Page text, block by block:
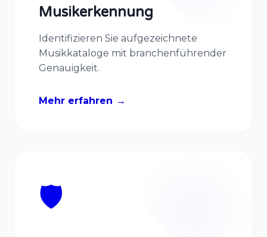
Musikerkennung
Identifizieren Sie aufgezeichnete
Musikkataloge mit branchenführender
Genauigkeit.
Mehr erfahren
🛡️